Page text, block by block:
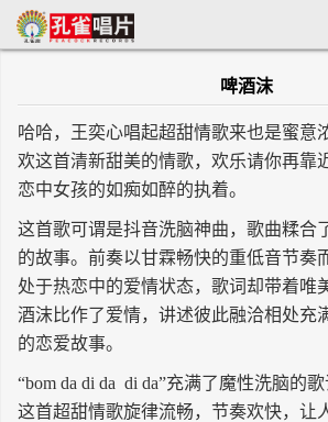
首 页
MV
新闻
专辑
收歌
啤酒沫
哈哈，王奕心唱起超甜情歌来也是蜜意
欢这首清新甜美的情歌，欢乐请你再靠
恋中女孩的如痴如醉的执着。
这首歌可谓是抖音洗脑神曲，歌曲糅合
的故事。前奏以甘霖畅快的重低音节奏
处于热恋中的爱情状态，歌词却带着唯
酒沫比作了爱情，讲述彼此融洽相处充
的恋爱故事。
“bom da di da di da”充满了魔性洗脑的
这首超甜情歌旋律流畅，节奏欢快，让